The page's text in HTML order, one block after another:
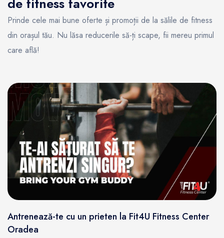
Prinde cele mai bune oferte și promoții de la sălile de fitness
din orașul tău. Nu lăsa reducerile să-ți scape, fii mereu primul
care află!
Antrenează-te cu un prieten la Fit4U Fitness Center
Oradea